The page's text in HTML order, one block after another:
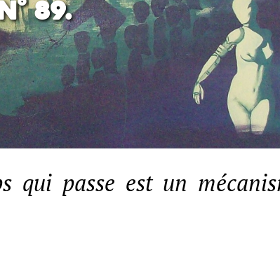
89.
qui passe est un